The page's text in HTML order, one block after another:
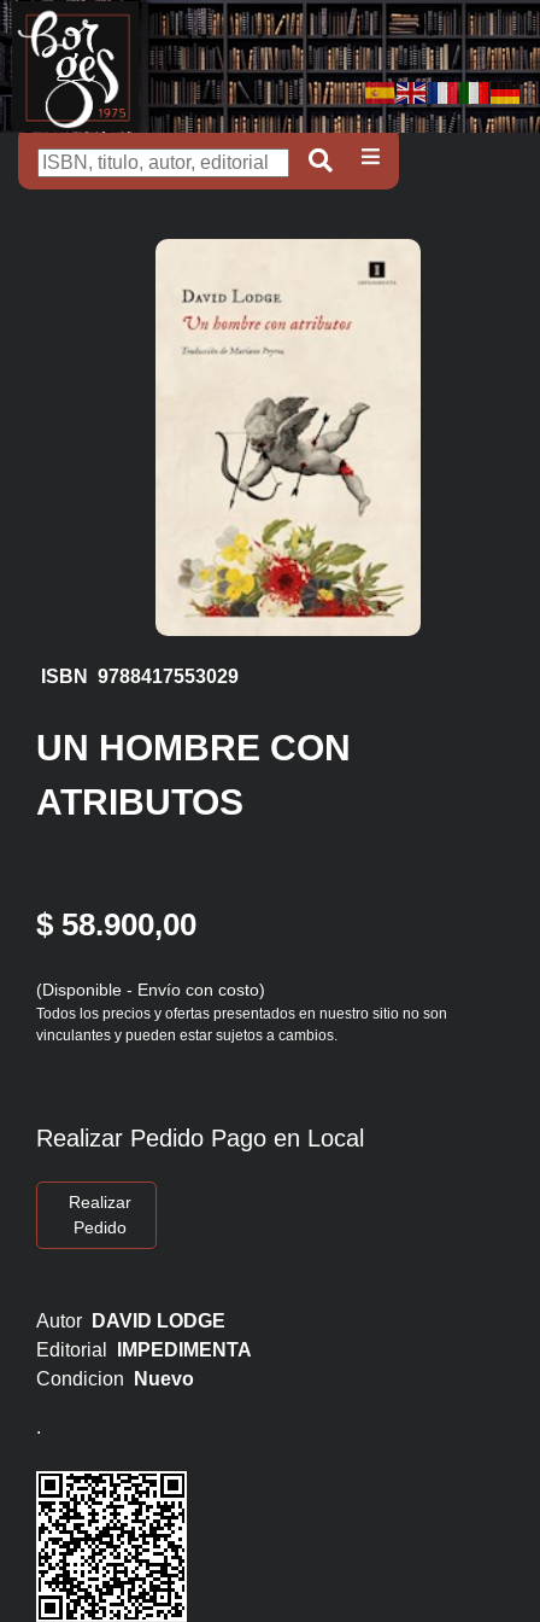
ISBN 9788417553029
UN HOMBRE CON
ATRIBUTOS
$ 58.900,00
(Disponible - Envío con costo)
Todos los precios y ofertas presentados en nuestro sitio no son
vinculantes y pueden estar sujetos a cambios.
Realizar Pedido Pago en Local
Realizar
Pedido
Autor
DAVID LODGE
Editorial
IMPEDIMENTA
Condicion
Nuevo
.